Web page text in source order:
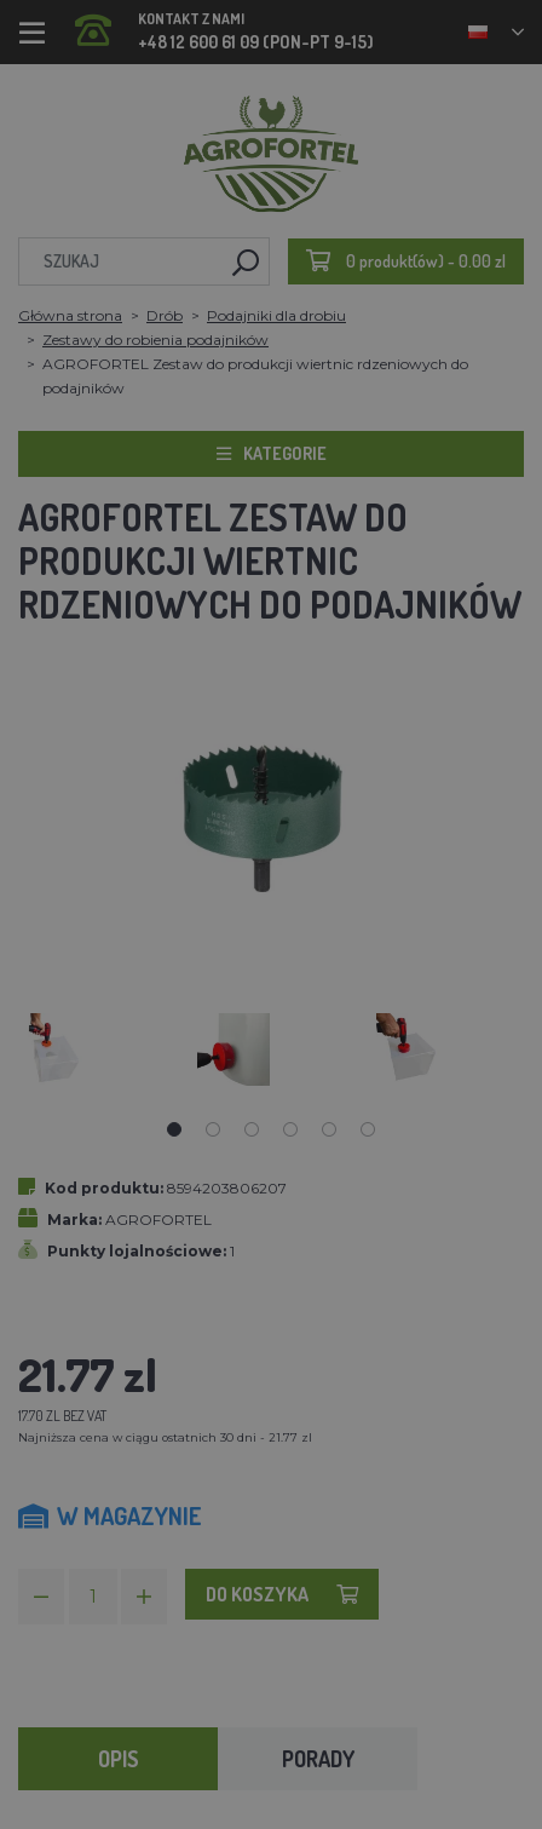
KONTAKT Z NAMI
+48 12 600 61 09 (PON-PT 9-15)
0 produkt(ów) - 0.00 zl
Główna strona Drób
Podajniki dla drobiu
Zestawy do robienia podajników
AGROFORTEL Zestaw do produkcji wiertnic rdzeniowych do
podajników
KATEGORIE
AGROFORTEL ZESTAW DO
PRODUKCJI WIERTNIC
RDZENIOWYCH DO PODAJNIKÓW
Kod produktu: 8594203806207
Marka: AGROFORTEL
Punkty lojalnościowe: 1
21.77 zl
17.70 ZL BEZ VAT
Najniższa cena w ciągu ostatnich 30 dni - 21.77 zl
W MAGAZYNIE
DO KOSZYKA
OPIS PORADY